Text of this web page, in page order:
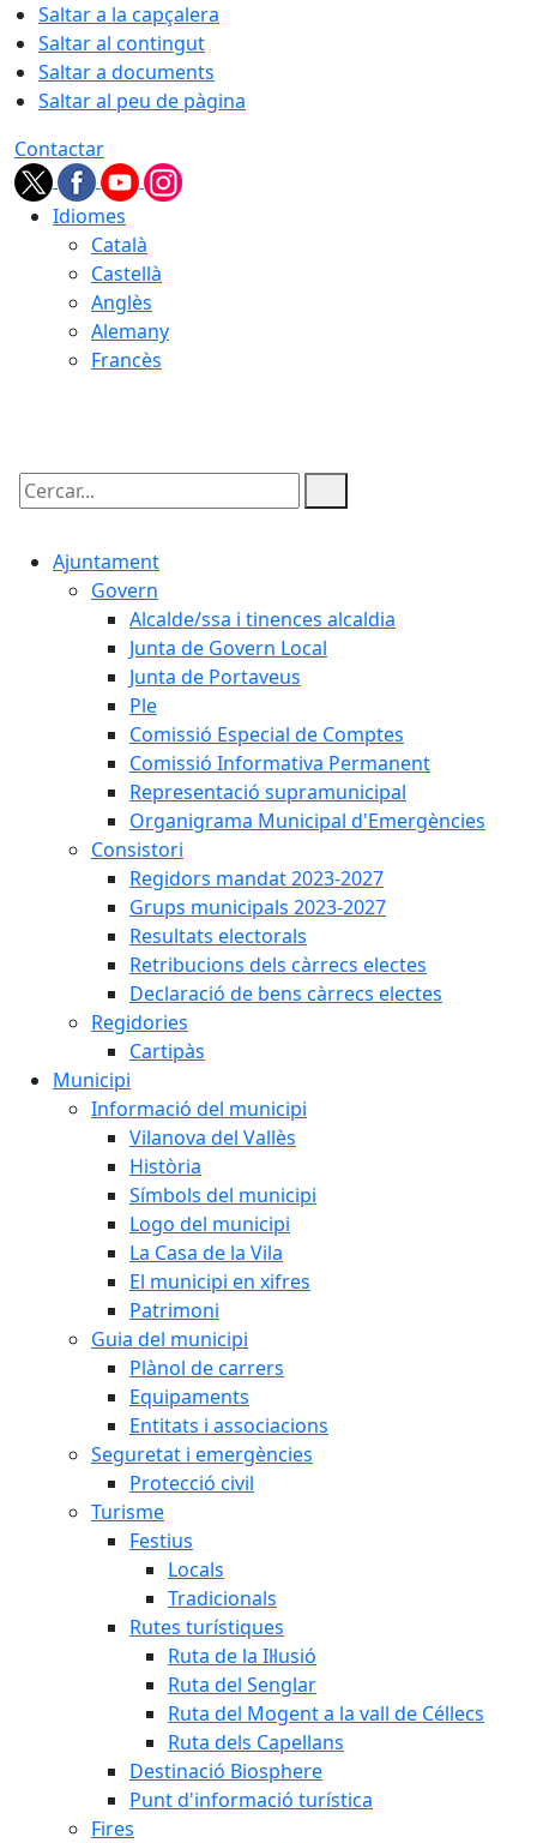
Saltar a la capçalera
Saltar al contingut
Saltar a documents
Saltar al peu de pàgina
Contactar
Idiomes
Català
Castellà
Anglès
Alemany
Francès
Cercar:
Ajuntament
Govern
Alcalde/ssa i tinences alcaldia
Junta de Govern Local
Junta de Portaveus
Ple
Comissió Especial de Comptes
Comissió Informativa Permanent
Representació supramunicipal
Organigrama Municipal d'Emergències
Consistori
Regidors mandat 2023-2027
Grups municipals 2023-2027
Resultats electorals
Retribucions dels càrrecs electes
Declaració de bens càrrecs electes
Regidories
Cartipàs
Municipi
Informació del municipi
Vilanova del Vallès
Història
Símbols del municipi
Logo del municipi
La Casa de la Vila
El municipi en xifres
Patrimoni
Guia del municipi
Plànol de carrers
Equipaments
Entitats i associacions
Seguretat i emergències
Protecció civil
Turisme
Festius
Locals
Tradicionals
Rutes turístiques
Ruta de la Il·lusió
Ruta del Senglar
Ruta del Mogent a la vall de Céllecs
Ruta dels Capellans
Destinació Biosphere
Punt d'informació turística
Fires